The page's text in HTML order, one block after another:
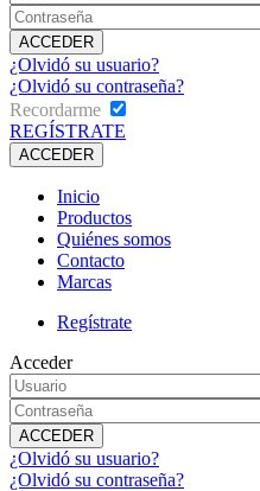
¿Olvidó su usuario?
¿Olvidó su contraseña?
Recordarme
REGÍSTRATE
Inicio
Productos
Quiénes somos
Contacto
Marcas
Regístrate
Acceder
¿Olvidó su usuario?
¿Olvidó su contraseña?